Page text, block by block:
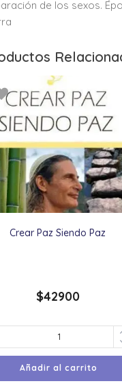
de los sexos.
Crear Paz Siendo Paz
$42900
Añadir al carrito